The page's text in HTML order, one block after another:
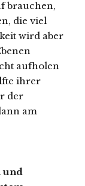
brauchen,
die viel
wird aber
aufholen
ihrer
der
am
und